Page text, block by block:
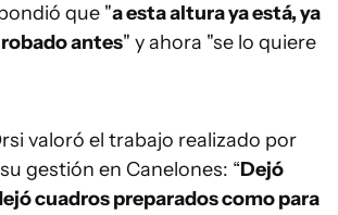
que "a esta altura ya está, ya
antes" y ahora "se lo quiere
valoró el trabajo realizado por
gestión en Canelones: “Dejó
cuadros preparados como para